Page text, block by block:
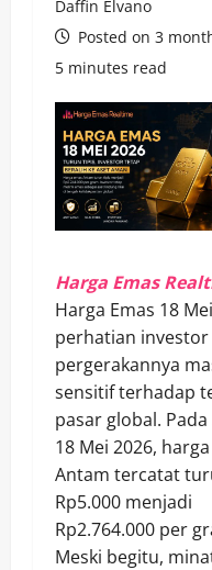
Daffin Elvano
Posted on 3
5 minutes read
Harga Emas
Harga Emas 18
perhatian investor
pergerakannya
sensitif terhadap
pasar global. Pada
18 Mei 2026,
Antam tercatat
Rp5.000 menjadi
Rp2.764.000 per
Meski begitu,